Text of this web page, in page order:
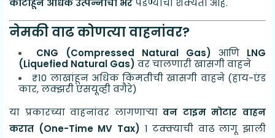
कोटींहून अधिक उत्पन्नाची भरपडण्याची शक्यता आहे.
नेमकी वाढ कोणत्या वाहनांवर?
CNG (Compressed Natural Gas) आणि LNG
(Liquefied Natural Gas) वर चालणारी खासगी वाहने
₹10 लाखांहून अधिक किंमतीची खासगी वाहने (हाय-एंड
कार, लक्झरी एसयूव्ही वगैरे)
या प्रकारच्या वाहनांवर लागणाऱ्यावन टाइम मोटार वाहन
करात (One-Time MV Tax) 1 टक्क्याची वाढ लागू झाली